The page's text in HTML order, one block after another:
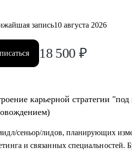
запись10 августа 2026
18 500 ₽
карьерной стратегии "под ключ" для маркетологов (2
сеньор/лидов, планирующих
и связанных специальностей.